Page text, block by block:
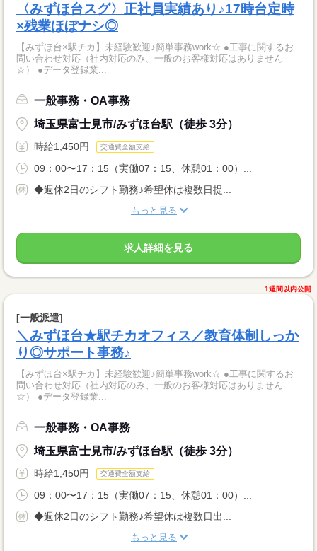
〈みずほ台スグ〉正社員実績あり♪17時台定時
×残業ほぼナシ◎
【みずほ台×駅チカ】未経験歓迎♪簡単事務work☆ ●工事に関するお
問い合わせ対応（社内対応のみ、一般のお客様対応はありません
☆） ●データ登録業...
一般事務・OA事務
埼玉県富士見市/みずほ台駅（徒歩 3分）
時給1,450円 交通費全額支給
09：00〜17：15（実働07：15、休憩01：00）...
◆週休2日のシフト勤務♪希望休は複数日提...
もっと見る
求人詳細を見る
1週間以内公開
[一般派遣]
＼みずほ台★駅チカオフィス／教育体制しっか
り◎サポート事務♪
【みずほ台×駅チカ】未経験歓迎♪簡単事務work☆ ●工事に関するお
問い合わせ対応（社内対応のみ、一般のお客様対応はありません
☆） ●データ登録業...
一般事務・OA事務
埼玉県富士見市/みずほ台駅（徒歩 3分）
時給1,450円 交通費全額支給
09：00〜17：15（実働07：15、休憩01：00）...
◆週休2日のシフト勤務♪希望休は複数日出...
もっと見る